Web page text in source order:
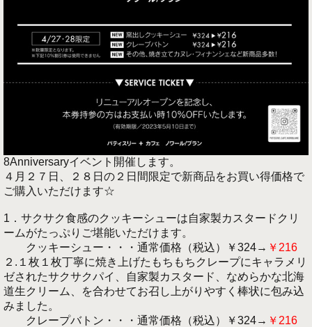
8Anniversaryイベント開催します。
４月２７日、２８日の２日間限定で新商品をお買い得価格で
ご購入いただけます☆
1．サクサク食感のクッキーシューは自家製カスタードクリ
ームがたっぷりご堪能いただけます。
クッキーシュー・・・通常価格（税込）￥324→ ￥216
２.１枚１枚丁寧に焼き上げたもちもちクレープにキャラメリ
ゼされたサクサクパイ、自家製カスタード、なめらかな北海
道生クリーム、を合わせてお召し上がりやすく棒状に包み込
みました。
クレープバトン・・・通常価格（税込）￥324→ ￥216